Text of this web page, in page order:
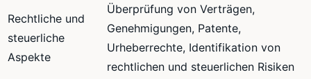
Rechtliche und
steuerliche
Aspekte
Überprüfung von Verträgen,
Genehmigungen, Patente,
Urheberrechte, Identifikation von
rechtlichen und steuerlichen Risiken